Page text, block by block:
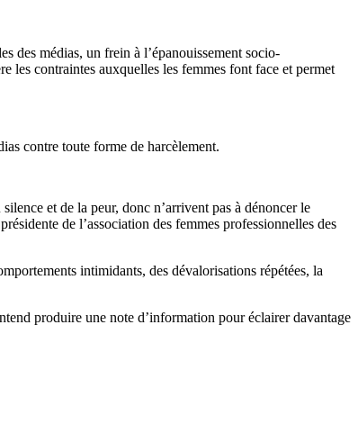
des médias, un frein à l’épanouissement socio-
les contraintes auxquelles les femmes font face et permet
contre toute forme de harcèlement.
et de la peur, donc n’arrivent pas à dénoncer le
de l’association des femmes professionnelles des
intimidants, des dévalorisations répétées, la
produire une note d’information pour éclairer davantage